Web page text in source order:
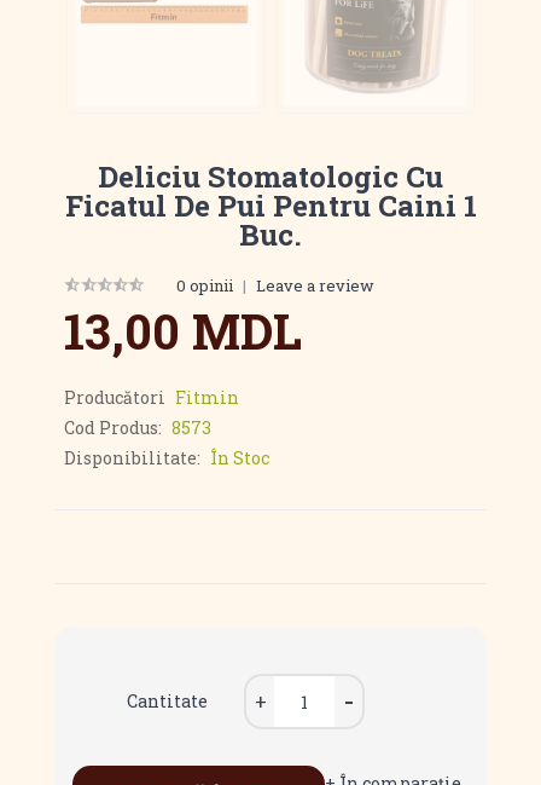
Deliciu Stomatologic Cu
Ficatul De Pui Pentru Caini 1
Buc.
0 opinii | Leave a review
13,00 MDL
Producători Fitmin
Cod Produs: 8573
Disponibilitate: În Stoc
Cantitate